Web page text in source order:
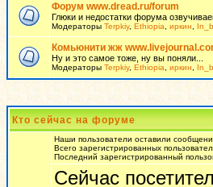
Форум www.dread.ru/forum
Глюки и недостатки форума
Модераторы Terpkiy, Ethiopia иркин
Комьюнити жж
Ну и это самое тоже, ну вы поняли...
Модераторы Terpkiy, Ethiopia иркин
Кто сейчас на форуме
Наши пользователи оставили
Всего зарегистрированных
Последний зарегистрированный
Сейчас